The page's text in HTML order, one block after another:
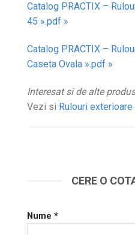
Catalog PRACTIX –
45 ».pdf »
Catalog PRACTIX –
Caseta Ovala ».pdf »
Interesat si de alte
Vezi si Rulouri
CERE O
Nume *